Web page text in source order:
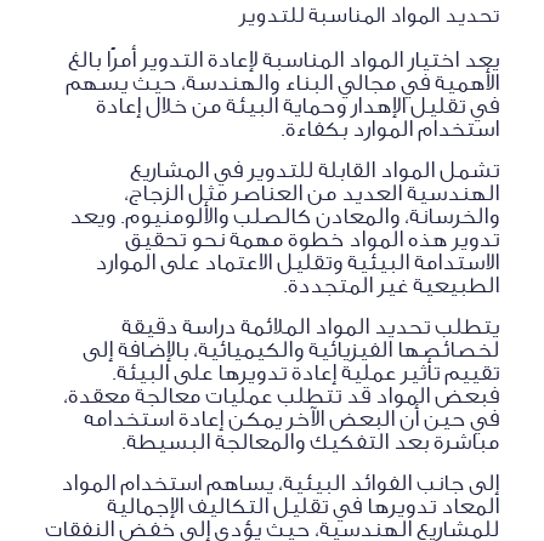
تحديد المواد المناسبة للتدوير
يعد اختيار المواد المناسبة لإعادة التدوير أمرًا بالغ
الأهمية في مجالي البناء والهندسة، حيث يسهم
في تقليل الإهدار وحماية البيئة من خلال إعادة
استخدام الموارد بكفاءة.
تشمل المواد القابلة للتدوير في المشاريع
الهندسية العديد من العناصر مثل الزجاج،
والخرسانة، والمعادن كالصلب والألومنيوم. ويعد
تدوير هذه المواد خطوة مهمة نحو تحقيق
الاستدامة البيئية وتقليل الاعتماد على الموارد
الطبيعية غير المتجددة.
يتطلب تحديد المواد الملائمة دراسة دقيقة
لخصائصها الفيزيائية والكيميائية، بالإضافة إلى
تقييم تأثير عملية إعادة تدويرها على البيئة.
فبعض المواد قد تتطلب عمليات معالجة معقدة،
في حين أن البعض الآخر يمكن إعادة استخدامه
مباشرة بعد التفكيك والمعالجة البسيطة.
إلى جانب الفوائد البيئية، يساهم استخدام المواد
المعاد تدويرها في تقليل التكاليف الإجمالية
للمشاريع الهندسية، حيث يؤدي إلى خفض النفقات